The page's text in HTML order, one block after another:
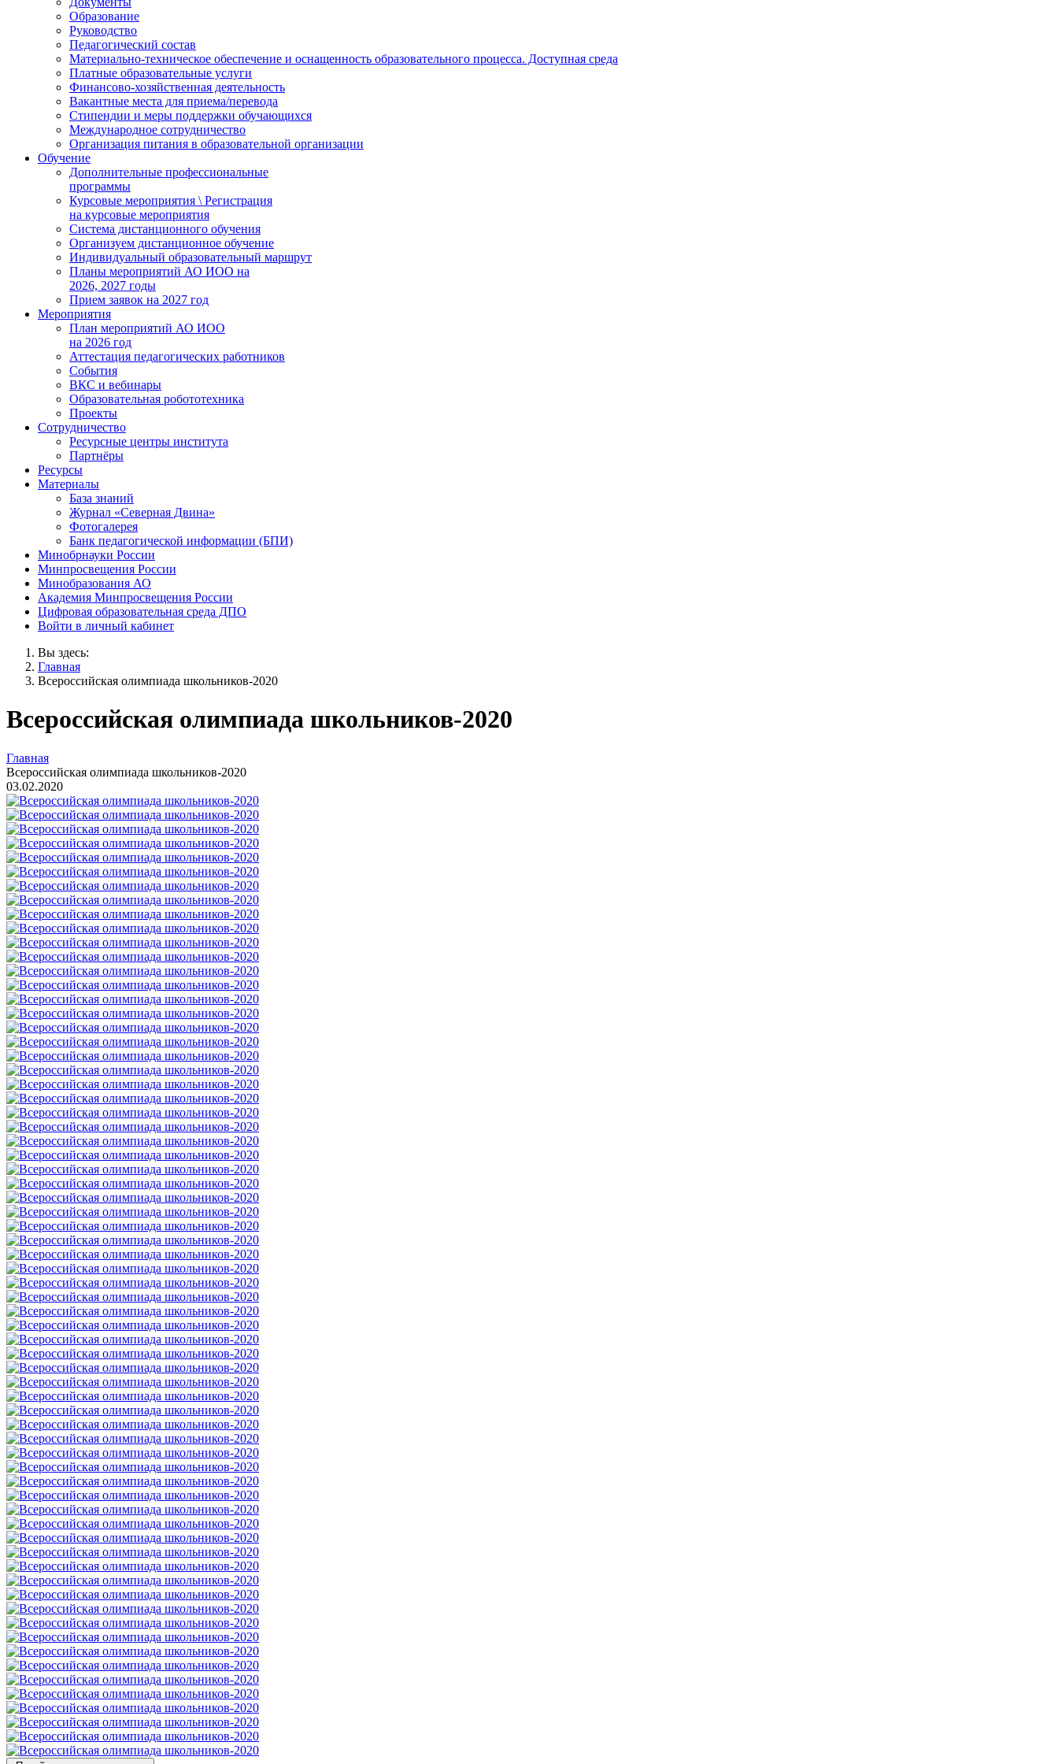
Образование
Руководство
Педагогический состав
Материально-техническое обеспечение и оснащенность образовательного процесса. Доступная среда
Платные образовательные услуги
Финансово-хозяйственная деятельность
Вакантные места для приема/перевода
Стипендии и меры поддержки обучающихся
Международное сотрудничество
Организация питания в образовательной организации
Обучение
Дополнительные профессиональные
программы
Курсовые мероприятия \ Регистрация
на курсовые мероприятия
Система дистанционного обучения
Организуем дистанционное обучение
Индивидуальный образовательный маршрут
Планы мероприятий АО ИОО на
2026, 2027 годы
Прием заявок на 2027 год
Мероприятия
План мероприятий АО ИОО
на 2026 год
Аттестация педагогических работников
События
ВКС и вебинары
Образовательная робототехника
Проекты
Сотрудничество
Ресурсные центры института
Партнёры
Ресурсы
Материалы
База знаний
Журнал «Северная Двина»
Фотогалерея
Банк педагогической информации (БПИ)
Минобрнауки России
Минпросвещения России
Минобразования АО
Академия Минпросвещения России
Цифровая образовательная среда ДПО
Войти в личный кабинет
Вы здесь:
Главная
Всероссийская олимпиада школьников-2020
Всероссийская олимпиада школьников-2020
Главная
Всероссийская олимпиада школьников-2020
03.02.2020